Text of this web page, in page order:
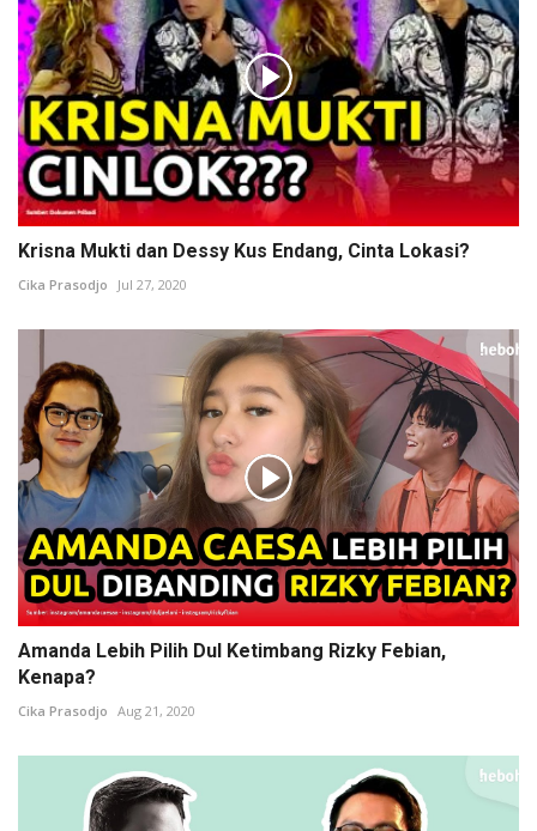
Krisna Mukti dan Dessy Kus Endang, Cinta Lokasi?
Cika Prasodjo Jul 27, 2020
Amanda Lebih Pilih Dul Ketimbang Rizky Febian,
Kenapa?
Cika Prasodjo Aug 21, 2020